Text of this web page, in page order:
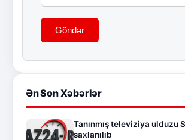
Göndər
Ən Son Xəbərlər
Tanınmış televiziya ulduzu
saxlanılıb